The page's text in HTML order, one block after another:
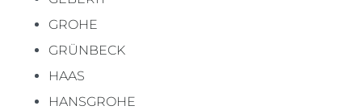
GROHE
GRÜNBECK
HAAS
HANSGROHE